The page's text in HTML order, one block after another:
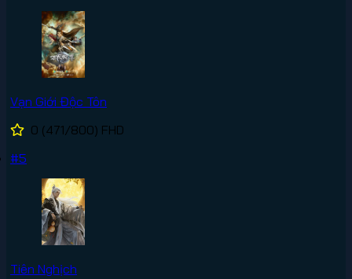
Vạn Giới Độc Tôn
0 (471/800) FHD
#5
Tiên Nghịch